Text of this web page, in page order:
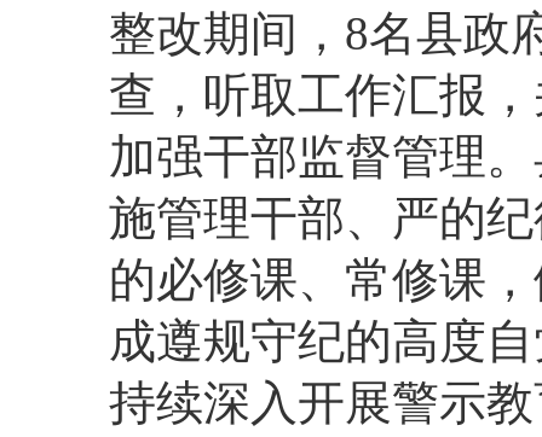
整改期间，8名县政
查，听取工作汇报
加强干部监督管理
施管理干部、严的
的必修课、常修课
成遵规守纪的高度
持续深入开展警示